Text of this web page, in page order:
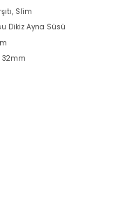
Slim
Dikiz Ayna Süsü
32mm